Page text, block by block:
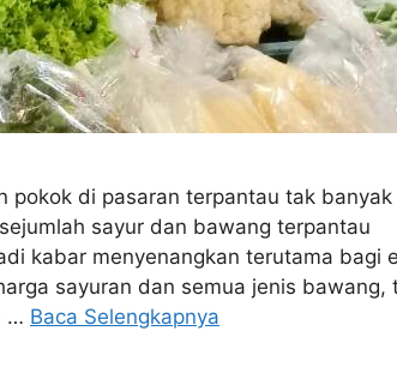
pokok di pasaran terpantau tak banyak
sayur dan bawang terpantau
kabar menyenangkan terutama bagi
sayuran dan semua jenis bawang,
… Baca Selengkapnya